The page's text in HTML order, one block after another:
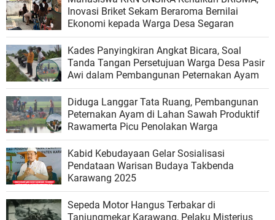
Inovasi Briket Sekam Beraroma Bernilai
Ekonomi kepada Warga Desa Segaran
Kades Panyingkiran Angkat Bicara, Soal
Tanda Tangan Persetujuan Warga Desa Pasir
Awi dalam Pembangunan Peternakan Ayam
Diduga Langgar Tata Ruang, Pembangunan
Peternakan Ayam di Lahan Sawah Produktif
Rawamerta Picu Penolakan Warga
Kabid Kebudayaan Gelar Sosialisasi
Pendataan Warisan Budaya Takbenda
Karawang 2025
Sepeda Motor Hangus Terbakar di
Tanjungmekar Karawang, Pelaku Misterius